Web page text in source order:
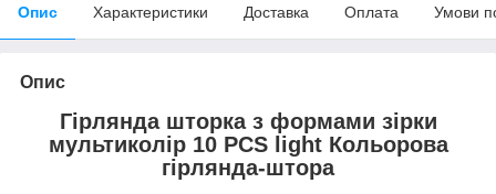
Опис Характеристики Доставка Оплата Умови
Опис
Гірлянда шторка з формами зірки
мультиколір 10 PCS light Кольорова
гірлянда-штора